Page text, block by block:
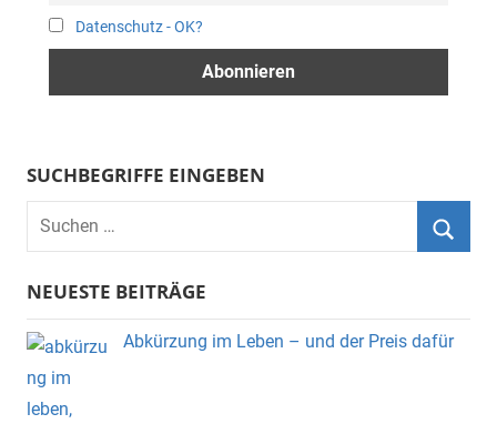
Datenschutz - OK?
SUCHBEGRIFFE EINGEBEN
Suchen
nach:
NEUESTE BEITRÄGE
Abkürzung im Leben – und der Preis dafür